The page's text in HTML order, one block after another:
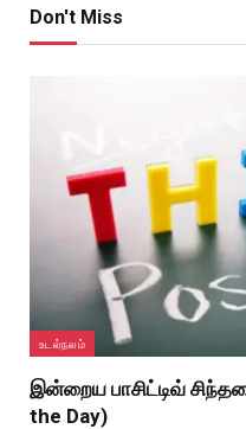
Don't Miss
உடல்நலம்
இன்றைய பாசிட்டிவ்
the Day)